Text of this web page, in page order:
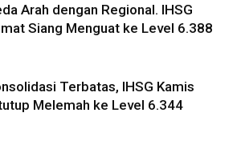
Arah dengan Regional. IHSG
Siang Menguat ke Level 6.388
Terbatas, IHSG Kamis
Melemah ke Level 6.344